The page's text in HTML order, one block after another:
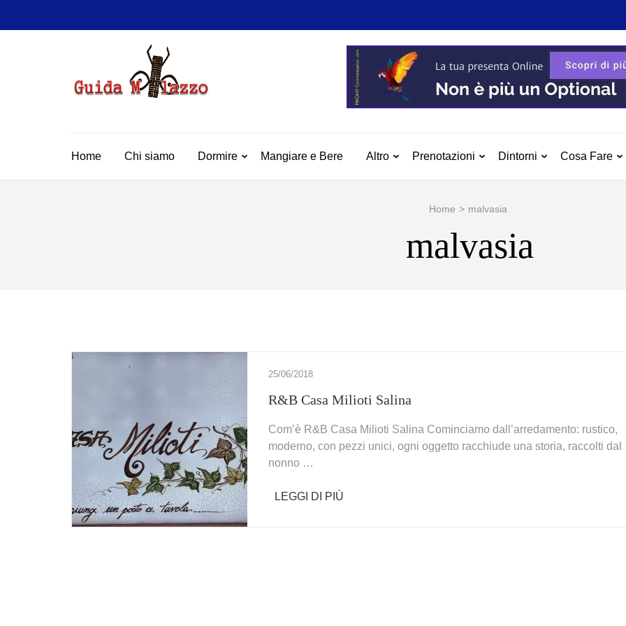
GUIDA MILAZZO
La Vera Guida per Milazzo e Dintorni
Home Chi siamo Dormire Mangiare e Bere Altro Prenotazioni Dintorni Cosa Fare
Home > malvasia
malvasia
25/06/2018
R&B Casa Milioti Salina
Com’è R&B Casa Milioti Salina Cominciamo dall’arredamento: rustico,
moderno, con pezzi unici, ogni oggetto racchiude una storia, raccolti dal
nonno …
LEGGI DI PIÙ